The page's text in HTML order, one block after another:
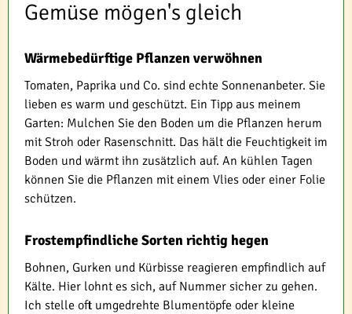
Gemüse mögen's gleich
Wärmebedürftige Pflanzen verwöhnen
Tomaten, Paprika und Co. sind echte Sonnenanbeter. Sie
lieben es warm und geschützt. Ein Tipp aus meinem
Garten: Mulchen Sie den Boden um die Pflanzen herum
mit Stroh oder Rasenschnitt. Das hält die Feuchtigkeit im
Boden und wärmt ihn zusätzlich auf. An kühlen Tagen
können Sie die Pflanzen mit einem Vlies oder einer Folie
schützen.
Frostempfindliche Sorten richtig hegen
Bohnen, Gurken und Kürbisse reagieren empfindlich auf
Kälte. Hier lohnt es sich, auf Nummer sicher zu gehen.
Ich stelle oft umgedrehte Blumentöpfe oder kleine